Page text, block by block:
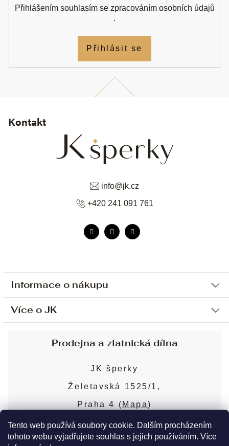
Tento web používá soubory cookie. Dalším procházením
tohoto webu vyjadřujete souhlas s jejich používáním. Více
Informace o nákupu
Ochrana osobních údajů
Sjednání osobní schůzky
Obchodní podmínky
Puncovní značky
Více o JK
Blog
Nejčastější dotazy
Kontakt
info@jk.cz
+420 241 091 761
Přihlášením souhlasím se zpracováním osobních údajů
.
Přihlásit se
Prodejna a zlatnická dílna
JK šperky
Želetavská 1525/1,
Praha 4 (Mapa)
Více o prodejně